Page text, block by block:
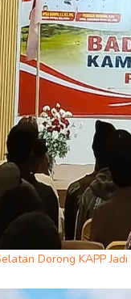
Dorong KAPP